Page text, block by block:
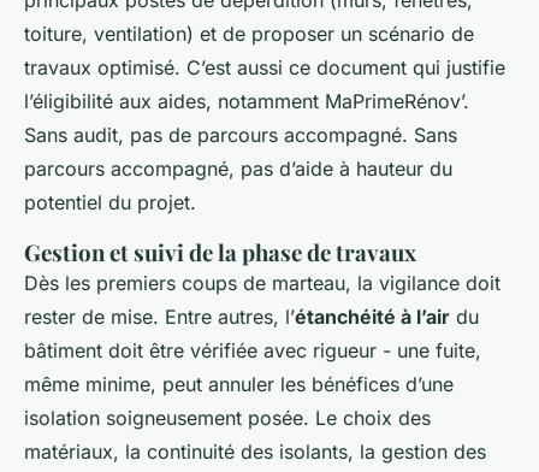
toiture, ventilation) et de proposer un scénario de
travaux optimisé. C’est aussi ce document qui justifie
l’éligibilité aux aides, notamment MaPrimeRénov’.
Sans audit, pas de parcours accompagné. Sans
parcours accompagné, pas d’aide à hauteur du
potentiel du projet.
Gestion et suivi de la phase de travaux
Dès les premiers coups de marteau, la vigilance doit
rester de mise. Entre autres, l’étanchéité à l’air du
bâtiment doit être vérifiée avec rigueur - une fuite,
même minime, peut annuler les bénéfices d’une
isolation soigneusement posée. Le choix des
matériaux, la continuité des isolants, la gestion des